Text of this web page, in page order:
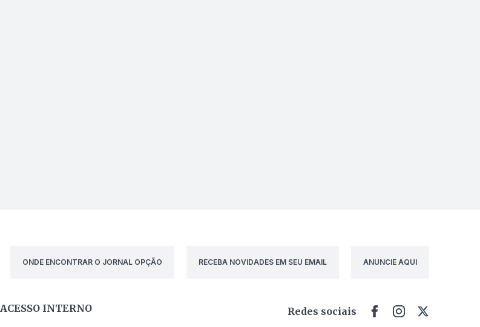
ONDE ENCONTRAR O JORNAL OPÇÃO
RECEBA NOVIDADES EM SEU EMAIL ANUNCIE AQUI
ACESSO INTERNO Redes sociais